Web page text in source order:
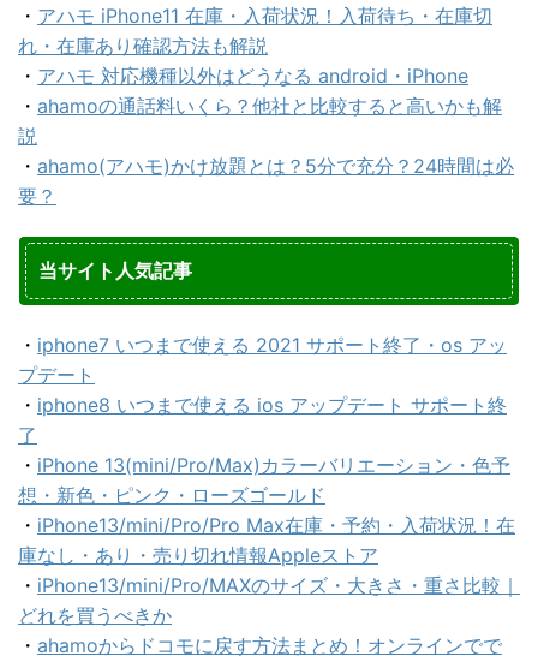
・ アハモ iPhone11 在庫・入荷状況！入荷待ち・在庫切
れ・在庫あり確認方法も解説
・ アハモ 対応機種以外はどうなる android・iPhone
・ ahamoの通話料いくら？他社と比較すると高いかも解
説
・ ahamo(アハモ)かけ放題とは？5分で充分？24時間は必
要？
当サイト人気記事
・ iphone7 いつまで使える 2021 サポート終了・os アッ
プデート
・ iphone8 いつまで使える ios アップデート サポート終
了
・ iPhone 13(mini/Pro/Max)カラーバリエーション・色予
想・新色・ピンク・ローズゴールド
・ iPhone13/mini/Pro/Pro Max在庫・予約・入荷状況！在
庫なし・あり・売り切れ情報Appleストア
・ iPhone13/mini/Pro/MAXのサイズ・大きさ・重さ比較｜
どれを買うべきか
・ ahamoからドコモに戻す方法まとめ！オンラインでで